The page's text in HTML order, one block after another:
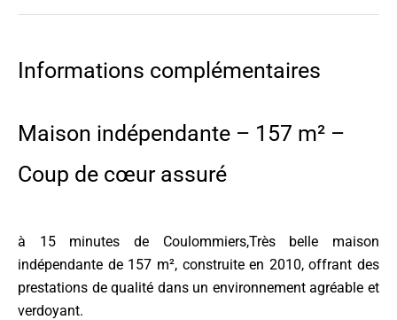
Informations complémentaires
Maison indépendante – 157 m² –
Coup de cœur assuré
à 15 minutes de Coulommiers,Très belle maison
indépendante de 157 m², construite en 2010, offrant des
prestations de qualité dans un environnement agréable et
verdoyant.